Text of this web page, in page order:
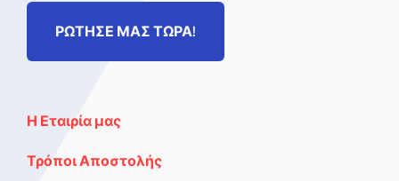
ΡΩΤΗΣΕ ΜΑΣ ΤΩΡΑ!
Η Εταιρία μας
Τρόποι Αποστολής